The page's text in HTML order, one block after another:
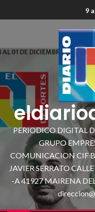
9
PERIODICO DIGITAL
GRUPO
COMUNICACION CIF
JAVIER SERRATO
-A 41927 MAIRENA